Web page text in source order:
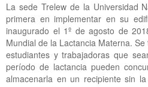
La sede Trelew de la Universidad
primera en implementar en su
inaugurado el 1º de agosto de
Mundial de la Lactancia Materna.
estudiantes y trabajadoras que
período de lactancia pueden
almacenarla en un recipiente sin